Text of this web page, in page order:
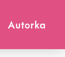
Autorka